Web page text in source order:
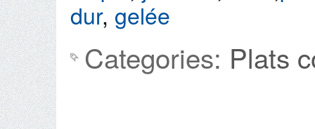
dur, gelée
Categories: Plats